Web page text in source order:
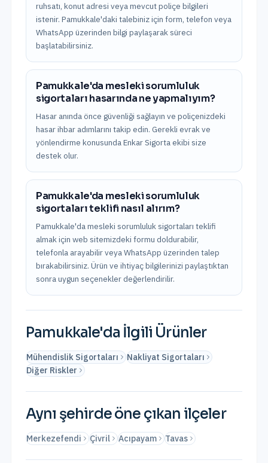
ruhsatı, konut adresi veya mevcut poliçe bilgileri
istenir. Pamukkale'daki talebiniz için form, telefon veya
WhatsApp üzerinden bilgi paylaşarak süreci
başlatabilirsiniz.
Pamukkale'da mesleki sorumluluk
sigortaları hasarında ne yapmalıyım?
Hasar anında önce güvenliği sağlayın ve poliçenizdeki
hasar ihbar adımlarını takip edin. Gerekli evrak ve
yönlendirme konusunda Enkar Sigorta ekibi size
destek olur.
Pamukkale'da mesleki sorumluluk
sigortaları teklifi nasıl alırım?
Pamukkale'da mesleki sorumluluk sigortaları teklifi
almak için web sitemizdeki formu doldurabilir,
telefonla arayabilir veya WhatsApp üzerinden talep
bırakabilirsiniz. Ürün ve ihtiyaç bilgilerinizi paylaştıktan
sonra uygun seçenekler değerlendirilir.
Pamukkale'da İlgili Ürünler
Mühendislik Sigortaları
Nakliyat Sigortaları
Diğer Riskler
Aynı şehirde öne çıkan ilçeler
Merkezefendi Çivril Acıpayam Tavas